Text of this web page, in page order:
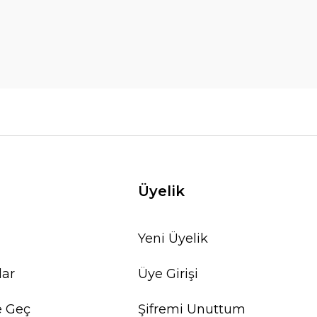
Geç
Üyelik
Yeni Üyelik
Üye Girişi
Şifremi Unuttum